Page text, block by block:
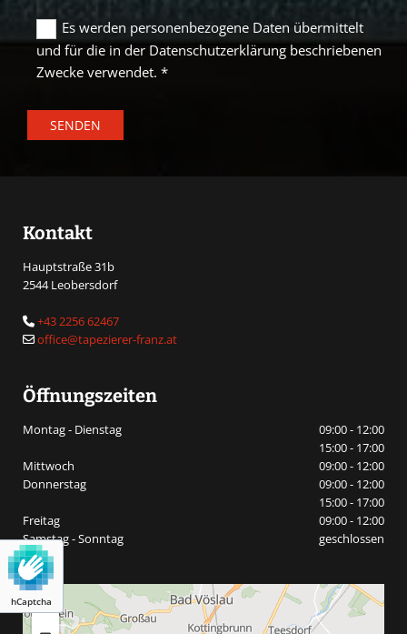
Es werden personenbezogene Daten übermittelt
und für die in der Datenschutzerklärung beschriebenen
Zwecke verwendet. *
hCaptcha
Kontakt
Hauptstraße 31b
2544 Leobersdorf
 +43 2256 62467
 office@tapezierer-franz.at
Öffnungszeiten
Montag - Dienstag
09:00 - 12:00
15:00 - 17:00
Mittwoch
09:00 - 12:00
Donnerstag
09:00 - 12:00
15:00 - 17:00
Freitag
09:00 - 12:00
Samstag - Sonntag
geschlossen